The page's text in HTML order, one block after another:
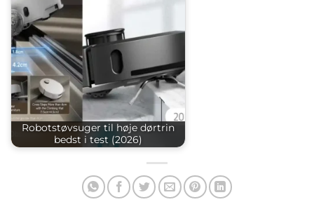
Robotstøvsuger til høje dørtrin
bedst i test (2026)